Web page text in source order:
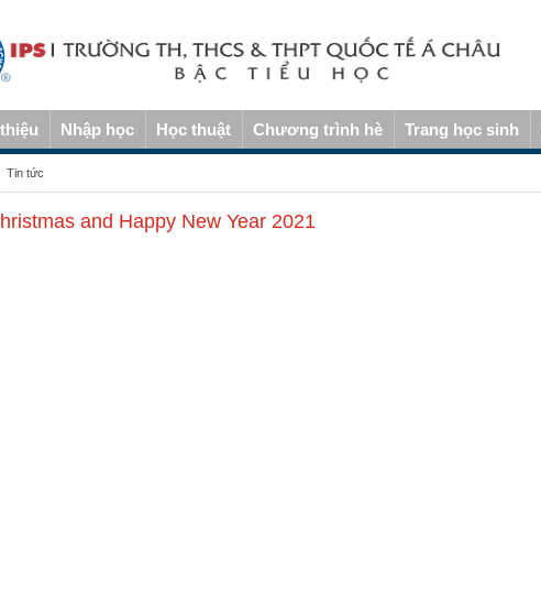
Nhập học Học thuật Chương trình hè Trang học sinh
Tin tức
and Happy New Year 2021